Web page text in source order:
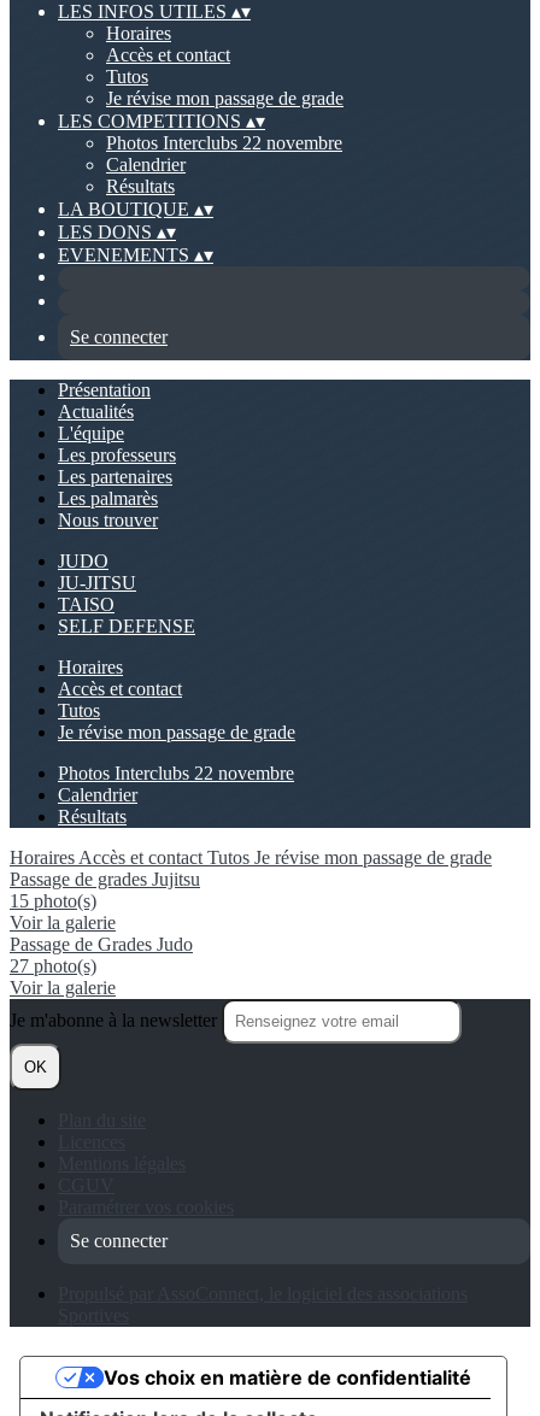
LES INFOS UTILES ▴▾
Horaires
Accès et contact
Tutos
Je révise mon passage de grade
LES COMPETITIONS ▴▾
Photos Interclubs 22 novembre
Calendrier
Résultats
LA BOUTIQUE ▴▾
LES DONS ▴▾
EVENEMENTS ▴▾
Se connecter
Présentation
Actualités
L'équipe
Les professeurs
Les partenaires
Les palmarès
Nous trouver
JUDO
JU-JITSU
TAISO
SELF DEFENSE
Horaires
Accès et contact
Tutos
Je révise mon passage de grade
Photos Interclubs 22 novembre
Calendrier
Résultats
Horaires Accès et contact Tutos Je révise mon passage de grade
Passage de grades Jujitsu
15 photo(s)
Voir la galerie
Passage de Grades Judo
27 photo(s)
Voir la galerie
Je m'abonne à la newsletter
OK
Se connecter
Vos choix en matière de confidentialité